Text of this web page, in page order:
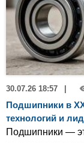
30.07.26 18:57
Подшипники в
технологий и
Подшипники —